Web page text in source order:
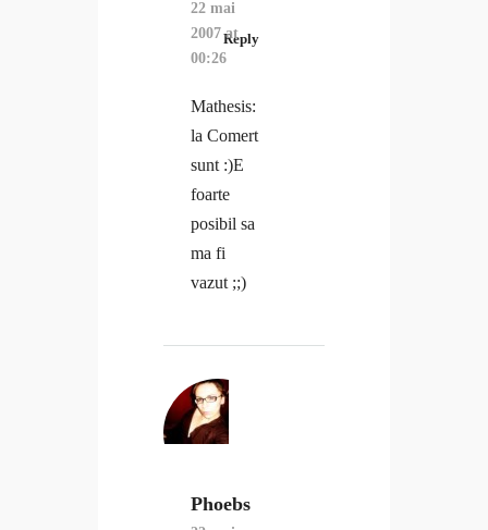
22 mai
2007 at
00:26
Reply
Mathesis:
la Comert
sunt :)E
foarte
posibil sa
ma fi
vazut ;;)
Phoebs